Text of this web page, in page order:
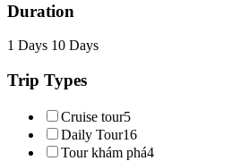
Duration
1 Days 10 Days
Trip Types
Cruise tour5
Daily Tour16
Tour khám phá4